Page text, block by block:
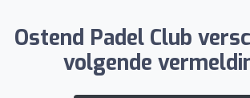
Ostend Padel Club
volgende